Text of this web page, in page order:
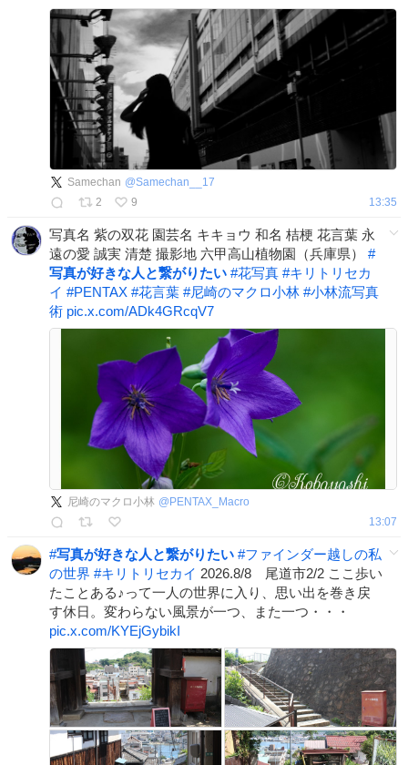
Samechan @Samechan__17
2
9 13:35
写真名 紫の双花 園芸名 キキョウ 和名 桔梗 花言葉 永
遠の愛 誠実 清楚 撮影地 六甲高山植物園（兵庫県） #
写真が好きな人と繋がりたい #花写真 #キリトリセカ
イ #PENTAX #花言葉 #尼崎のマクロ小林 #小林流写真
術 pic.x.com/ADk4GRcqV7
尼崎のマクロ小林 @ PENTAX_Macro
13:07
#写真が好きな人と繋がりたい #ファインダー越しの私
の世界 #キリトリセカイ 2026.8/8 尾道市2/2 ここ歩い
たことある♪って一人の世界に入り、思い出を巻き戻
す休日。変わらない風景が一つ、また一つ・・・
pic.x.com/KYEjGybikI